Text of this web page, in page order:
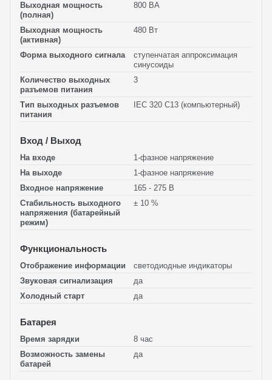
Выходная мощность
(полная)
800 ВА
Выходная мощность
(активная)
480 Вт
Форма выходного сигнала
ступенчатая аппроксимация
синусоиды
Количество выходных
разъемов питания
3
Тип выходных разъемов
питания
IEC 320 C13 (компьютерный)
Вход / Выход
На входе
1-фазное напряжение
На выходе
1-фазное напряжение
Входное напряжение
165 - 275 В
Стабильность выходного
напряжения (батарейный
режим)
± 10 %
Функциональность
Отображение информации
светодиодные индикаторы
Звуковая сигнализация
да
Холодный старт
да
Батарея
Время зарядки
8 час
Возможность замены
батарей
да